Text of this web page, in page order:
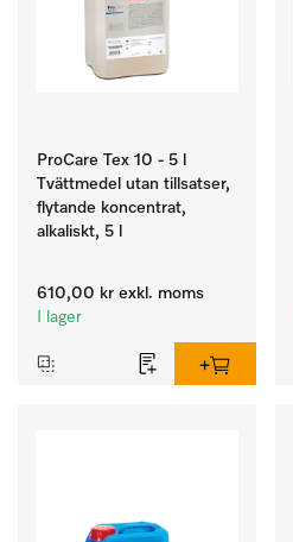
ProCare Tex 10 - 5 l
Tvättmedel utan tillsatser,
flytande koncentrat,
alkaliskt, 5 l
610,00 kr exkl. moms
I lager